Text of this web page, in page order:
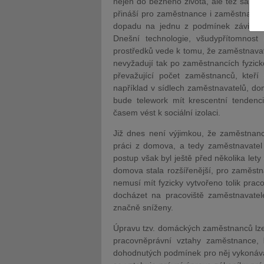
přináší pro zaměstnance i
dopadu na jednu z podmínek
Dnešní technologie,
prostředků vede k tomu, že
nevyžadují tak po zaměstnancích
převažující počet zaměstnanců,
například v sídlech zaměstnavatelů,
bude telework mít krescentní
časem vést k sociální izolaci.
Již dnes není výjimkou, že
práci z domova, a tedy
postup však byl ještě před několika
domova stala rozšířenější, pro
nemusí mít fyzicky vytvořeno tolik
docházet na pracoviště
značně sníženy.
Úpravu tzv. domáckých zaměstnanců
pracovněprávní vztahy
dohodnutých podmínek pro něj
JUDr. Tomáš Nielsen
JUDr.
Kurzy